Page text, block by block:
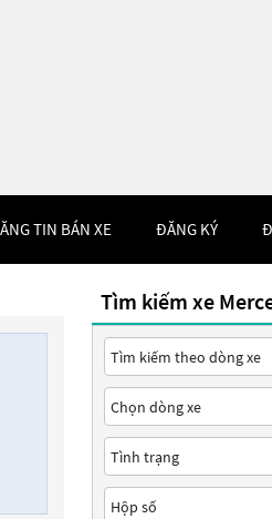
TIN BÁN XE ĐĂNG KÝ
Tìm kiếm xe